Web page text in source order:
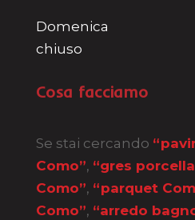
Domenica
chiuso
Cosa facciamo
Se stai cercando
Como”, “gres
Como”, “parquet
Como”, “arredo